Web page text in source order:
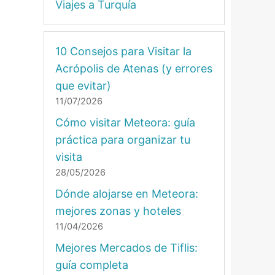
Viajes a Turquía
10 Consejos para Visitar la
Acrópolis de Atenas (y errores
que evitar)
11/07/2026
Cómo visitar Meteora: guía
práctica para organizar tu
visita
28/05/2026
Dónde alojarse en Meteora:
mejores zonas y hoteles
11/04/2026
Mejores Mercados de Tiflis:
guía completa